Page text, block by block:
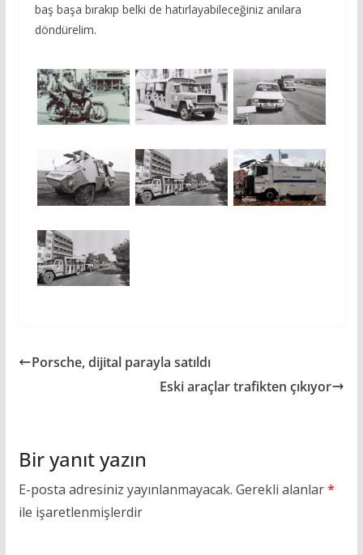
baş başa bırakıp belki de hatırlayabileceğiniz anılara
döndürelim.
Porsche, dijital parayla satıldı
Eski araçlar trafikten çıkıyor
Bir yanıt yazın
E-posta adresiniz yayınlanmayacak. Gerekli alanlar*
ile işaretlenmişlerdir